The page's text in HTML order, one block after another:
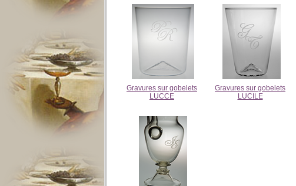
Gravures sur gobelets
LUCCE
Gravures sur gobelets
LUCILE